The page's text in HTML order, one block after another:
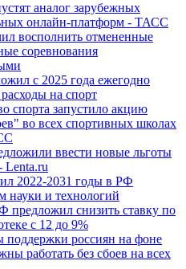
аналог зарубежных
онлайн-платформ - ТАСС
восполнить отмененные
соревнования
с 2025 года ежегодно
на спорт
спорта запустило акцию
во всех спортивных школах
ввести новые льготы
Lenta.ru
2022-2031 годы в РФ
науки и технологий
предложил снизить ставку по
с 12 до 9%
россиян на фоне
работать без сбоев на всех